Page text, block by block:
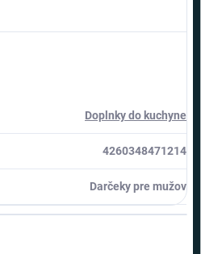
Doplnky do kuchyne
4260348471214
Darčeky pre mužov